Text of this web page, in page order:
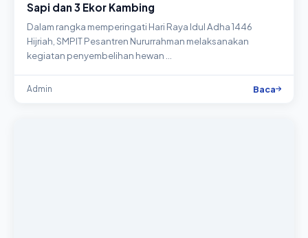
Sapi dan 3 Ekor Kambing
Dalam rangka memperingati Hari Raya Idul Adha 1446
Hijriah, SMPIT Pesantren Nururrahman melaksanakan
kegiatan penyembelihan hewan …
Admin Baca